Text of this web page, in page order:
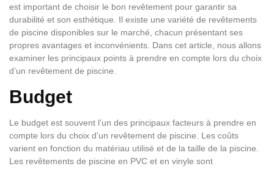
est important de choisir le bon revêtement pour garantir sa
durabilité et son esthétique. Il existe une variété de revêtements
de piscine disponibles sur le marché, chacun présentant ses
propres avantages et inconvénients. Dans cet article, nous allons
examiner les principaux points à prendre en compte lors du choix
d’un revêtement de piscine.
Budget
Le budget est souvent l’un des principaux facteurs à prendre en
compte lors du choix d’un revêtement de piscine. Les coûts
varient en fonction du matériau utilisé et de la taille de la piscine.
Les revêtements de piscine en PVC et en vinyle sont